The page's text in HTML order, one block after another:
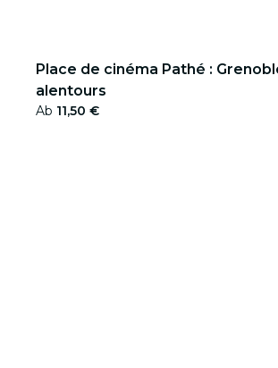
Place de cinéma Pathé :
alentours
Ab 11,50 €